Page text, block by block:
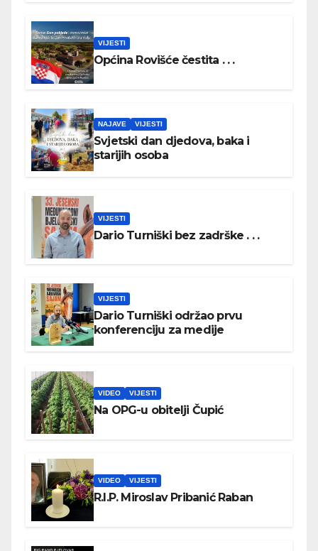
VIJESTI
Općina Rovišće čestita . . .
NAJAVE VIJESTI
Svjetski dan djedova, baka i
starijih osoba
VIJESTI
Dario Turniški bez zadrške . . .
VIJESTI
Dario Turniški održao prvu
konferenciju za medije
VIDEO VIJESTI
Na OPG-u obitelji Čupić
VIDEO VIJESTI
R.I.P. Miroslav Pribanić Raban